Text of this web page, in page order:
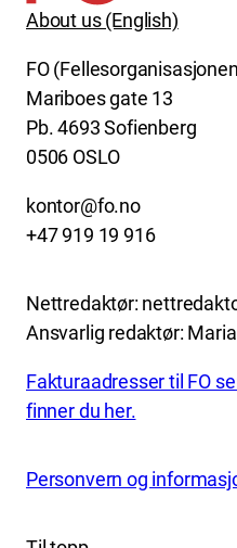
About us (English)
FO
Mariboes gate 13
Pb. 4693 Sofienberg
0506 OSLO
kontor@fo.no
+47 919 19 916
Nettredaktør:
Ansvarlig redaktør:
Fakturaadresser til FO
finner du her.
Personvern og